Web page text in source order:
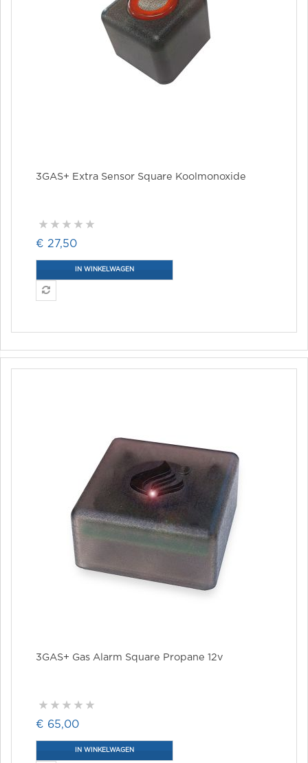
3GAS+ Extra Sensor Square Koolmonoxide
€ 27,50
IN WINKELWAGEN
3GAS+ Gas Alarm Square Propane 12v
€ 65,00
IN WINKELWAGEN